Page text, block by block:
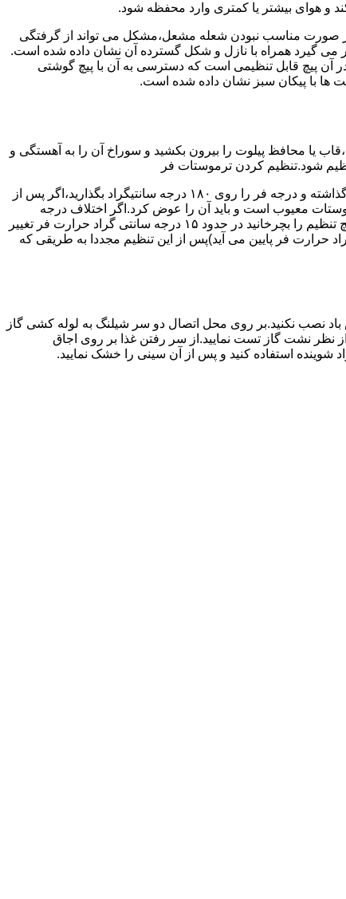
و هوای بیشتر یا کمتری وارد محفظه شود.
صورت مناسب نبودن شعله مشعل،مشکل می تواند از گرفتگی
می گیرد همراه با نازل و شکل گسترده آن نشان داده شده است.
پیچ قابل تنظیمی است که دسترسی به آن با پیچ گوشتی
ها با پیکان سبز نشان داده شده است.
و یا به راحتی خاموش شود،قاب یا محافظ پیلوت را بیرون بکشید و سوراخ آن را به آهستگی و
شود.تنظیم کردن ترموستات فر
اگر حرارت فر خیلی زیاد یا خیلی کم باشد ترموستات آن احتیاج به تنظیم دارد برای این کار به طریق زیر عمل کنید.یک دما سنج جیوه ای در فر گذاشته و درجه فر را روی ۱۸۰ درجه سانتیگراد بگذارید،اگر پس از
اید بیش از ۴۰ درجه سانتیگراد باشد دلیل آنست که ترموستات معیوب است و باید آن را عوض کرد.اگر اختلاف درجه
دماسنج با آنچه که فر را تنظیم کرده اید کم باشد دکمه کنترل را بسته و پیچ تنظیم کننده را به طرف زیاد یا کم بچرخانید.هر یک چهارم دور که پیچ تنظیم را بچرخانید در حدود ۱۵ درجه سانتی گراد حرارت فر تغییر
بچرخانید ۱۵ درجه سانتی گراد حرارت فر بالا می رود و اگر در جهت کم چرخانیده شود ۱۵ درجه سانتیگراد حرارت فر پایین می آید)پس از این تنظیم مجددا به طریقی که
نصب نکنید.بر روی محل اتصال دو سر شیلنگ به لوله کشی گاز
اتصال دو سر شیلنگ را از نظر نشت گاز تست نمایید.از سر رفتن غذا بر روی اجاق
استفاده کنید و پس از آن سینی را خشک نمایید.